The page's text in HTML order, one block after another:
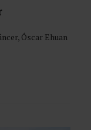
Óscar Ehuan